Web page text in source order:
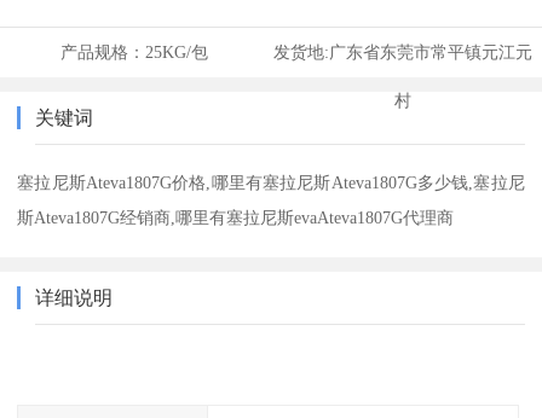
产品规格： 25KG/包 发货地:广东省东莞市常平镇元江元
村
关键词
塞拉尼斯Ateva1807G价格,哪里有塞拉尼斯Ateva1807G多少钱,塞拉尼
斯Ateva1807G经销商,哪里有塞拉尼斯evaAteva1807G代理商
详细说明